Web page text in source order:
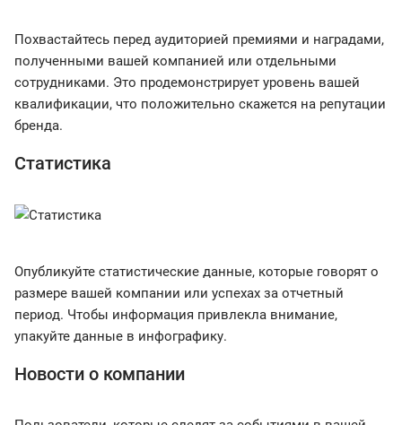
Похвастайтесь перед аудиторией премиями и наградами,
полученными вашей компанией или отдельными
сотрудниками. Это продемонстрирует уровень вашей
квалификации, что положительно скажется на репутации
бренда.
Статистика
Опубликуйте статистические данные, которые говорят о
размере вашей компании или успехах за отчетный
период. Чтобы информация привлекла внимание,
упакуйте данные в инфографику.
Новости о компании